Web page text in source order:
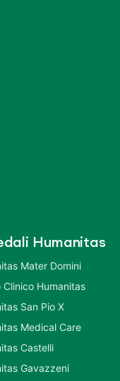
Humanitas
Mater Domini
Clinico Humanitas
San Pio X
Medical Care
Castelli
Gavazzeni